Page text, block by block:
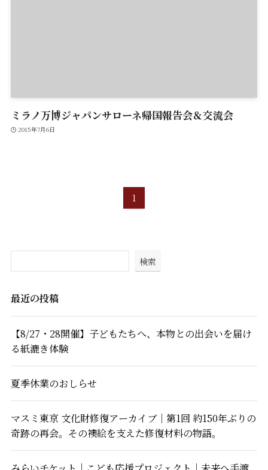
ミラノ万博ジャパンサローネ帰国報告会＆交流会
2015年7月6日
1
検索
最近の投稿
【8/27・28開催】子どもたちへ、本物との出会いを届け
る紙漉き体験
夏季休業のおしらせ
マスミ東京 文化財修復アーカイブ｜第1回 約150年ぶりの
奇跡の再会。その襖絵を支えた修復材料の物語。